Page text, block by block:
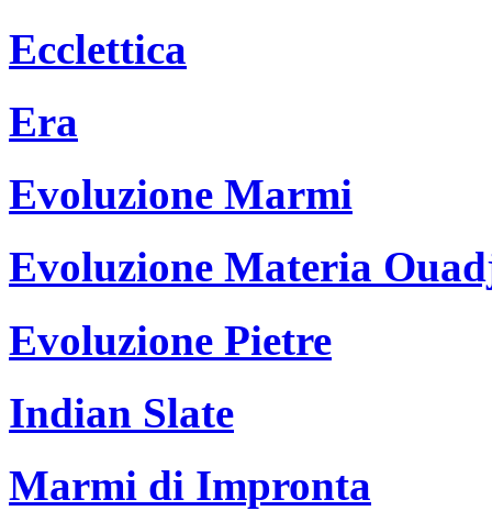
Ecclettica
Era
Evoluzione Marmi
Evoluzione Materia
Evoluzione Pietre
Indian Slate
Marmi di Impronta